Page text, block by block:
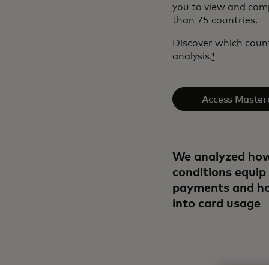
you to view and
than 75 countries.
Discover which
analysis.¹
Access
We analyzed
conditions
payments and
into card usage